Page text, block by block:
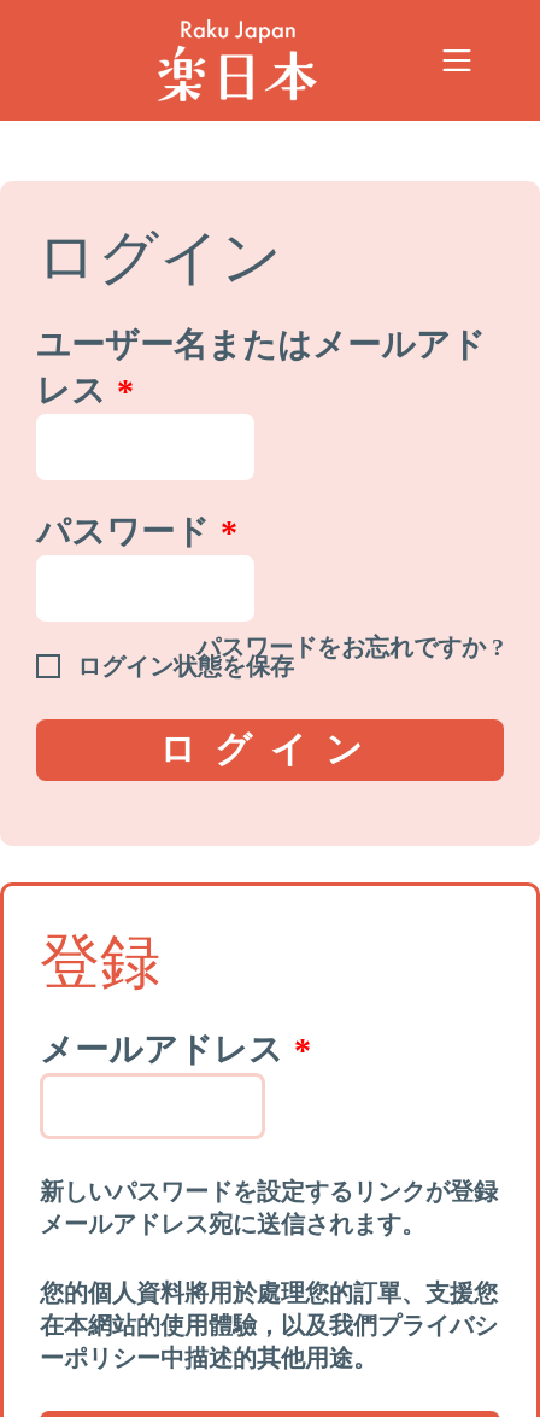
ログイン
ユーザー名またはメールアド
レス *
パスワード *
ログイン状態を保存
ログイン
パスワードをお忘れですか ?
登録
メールアドレス *
新しいパスワードを設定するリンクが登録
メールアドレス宛に送信されます。
您的個人資料將用於處理您的訂單、支援您
在本網站的使用體驗，以及我們プライバシ
ーポリシー中描述的其他用途。